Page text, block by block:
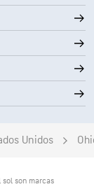
Unidos
son marcas